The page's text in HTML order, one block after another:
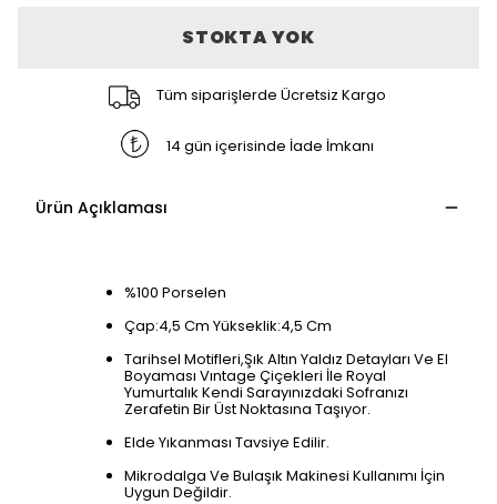
STOKTA YOK
Tüm siparişlerde Ücretsiz Kargo
14 gün içerisinde İade İmkanı
Ürün Açıklaması
%100 Porselen
Çap:4,5 Cm Yükseklik:4,5 Cm
Tarihsel Motifleri,Şık Altın Yaldız Detayları Ve El
Boyaması Vıntage Çiçekleri İle Royal
Yumurtalık Kendi Sarayınızdaki Sofranızı
Zerafetin Bir Üst Noktasına Taşıyor.
Elde Yıkanması Tavsiye Edilir.
Mikrodalga Ve Bulaşık Makinesi Kullanımı İçin
Uygun Değildir.